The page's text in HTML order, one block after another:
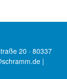
20 · 80337
|